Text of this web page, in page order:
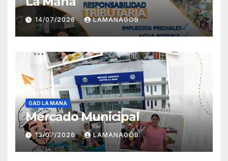
14/07/2026 LAMANAGOB
GAD LA MANA
Mercado Municipal
13/07/2026 LAMANAGOB